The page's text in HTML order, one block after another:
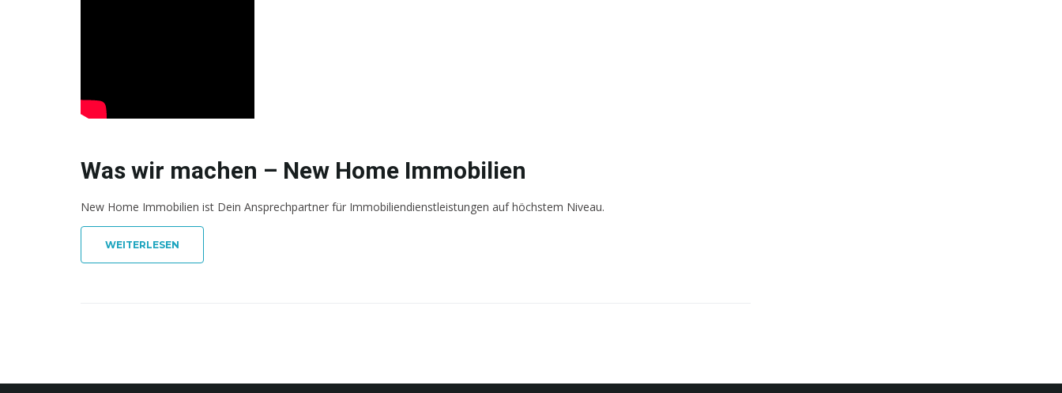
Was wir machen – New Home Immobilien
New Home Immobilien ist Dein Ansprechpartner für Immobiliendienstleistungen auf höchstem Niveau.
WEITERLESEN